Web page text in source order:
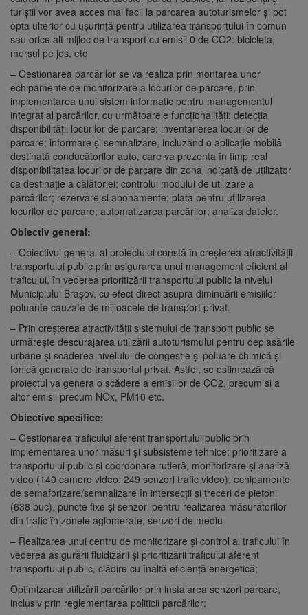
turiștii vor avea acces mai facil la parcarea autoturismelor și pot
opta ulterior cu ușurință pentru utilizarea transportului în comun
sau orice alt mijloc de transport cu emisii 0 de CO2: bicicleta,
mersul pe jos, etc
– Gestionarea parcărilor se va realiza prin montarea unor
echipamente de monitorizare a locurilor de parcare, prin
implementarea unui sistem informatic pentru managementul
integrat al parcărilor, cu următoarele funcționalități: detecția
disponibilității locurilor de parcare; inventarierea locurilor de
parcare; informare și semnalizare, incluzând o aplicație mobilă
destinată conducătorilor auto, care va prezenta în timp real
disponibilitatea locurilor de parcare din zona indicată de utilizator
ca destinație a călătoriei; controlul modului de utilizare a
parcărilor; rezervare și abonamente; plata pentru utilizarea
locurilor de parcare; automatizarea parcărilor; analiza datelor.
Obiectiv general:
– Obiectivul general al proiectului constă în creșterea atractivității
transportului public prin asigurarea unui management eficient al
traficului, în vederea prioritizării transportului public la nivelul
Municipiului Brașov, cu efect direct asupra diminuării emisiilor
poluante cauzate de mijloacele de transport privat.
– Prin creșterea atractivității sistemului de transport public se
urmărește descurajarea utilizării autoturismului pentru deplasările
urbane și scăderea nivelului de congestie și poluare chimică și
fonică generate de transportul privat. Astfel, se estimează că
proiectul va genera o scădere a emisiilor de CO2, precum și a
altor emisii precum NOx, PM10 etc.
Obiective specifice:
– Gestionarea traficului aferent transportului public prin
implementarea unor măsuri și subsisteme tehnice: prioritizare a
transportului public și coordonare rutieră, monitorizare și analiză
video (140 camere video, 249 senzori trafic video), echipamente
de semaforizare/semnalizare în intersecții și treceri de pietoni
(638 buc), puncte fixe și senzori pentru realizarea măsurătorilor
din trafic în zonele aglomerate, senzori de mediu
– Realizarea unui centru de monitorizare și control al traficului în
vederea asigurării fluidizării și prioritizării traficului aferent
transportului public, clădire cu înaltă eficiență energetică;
Optimizarea utilizării parcărilor prin instalarea senzori parcare,
inclusiv prin reglementarea politicii parcărilor;